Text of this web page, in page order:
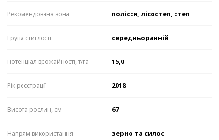
Рекомендована зона полісся, лісостеп, степ
Група стиглості середньоранній
Потенціал врожайності, т/га 15,0
Рік реєстрації 2018
Висота рослин, см 67
Напрям використання зерно та силос